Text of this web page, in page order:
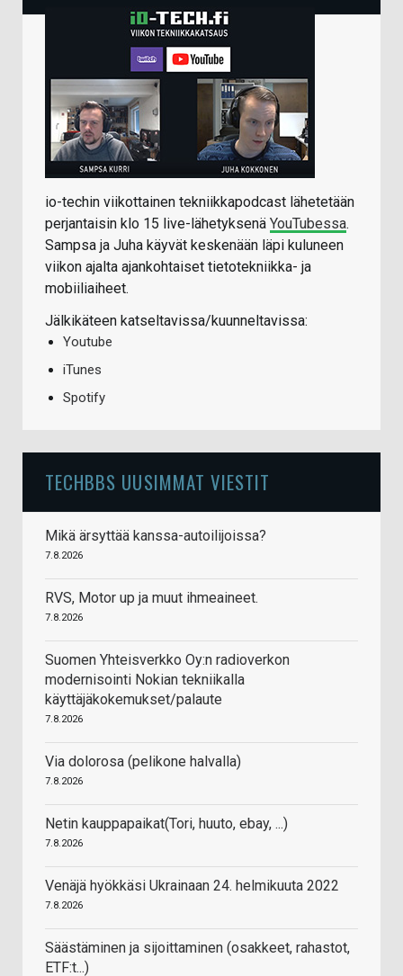
io-techin viikottainen tekniikkapodcast lähetetään
perjantaisin klo 15 live-lähetyksenä YouTubessa.
Sampsa ja Juha käyvät keskenään läpi kuluneen
viikon ajalta ajankohtaiset tietotekniikka- ja
mobiiliaiheet.
Jälkikäteen katseltavissa/kuunneltavissa:
Youtube
iTunes
Spotify
TECHBBS UUSIMMAT VIESTIT
Mikä ärsyttää kanssa-autoilijoissa?
7.8.2026
RVS, Motor up ja muut ihmeaineet.
7.8.2026
Suomen Yhteisverkko Oy:n radioverkon
modernisointi Nokian tekniikalla
käyttäjäkokemukset/palaute
7.8.2026
Via dolorosa (pelikone halvalla)
7.8.2026
Netin kauppapaikat(Tori, huuto, ebay, ...)
7.8.2026
Venäjä hyökkäsi Ukrainaan 24. helmikuuta 2022
7.8.2026
Säästäminen ja sijoittaminen (osakkeet, rahastot,
ETF:t...)